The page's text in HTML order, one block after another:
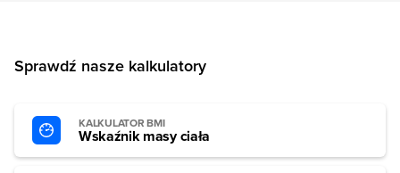
Sprawdź nasze kalkulatory
KALKULATOR BMI
Wskaźnik masy ciała